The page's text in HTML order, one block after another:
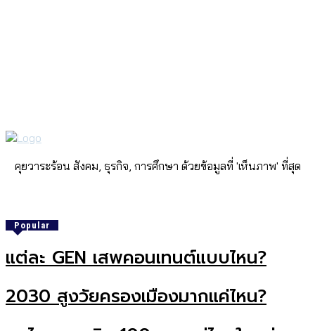
คุยวาระร้อน สังคม, ธุรกิจ, การศึกษา ด้วยข้อมูลที่ 'เห็นภาพ' ที่สุด
Popular
แต่ละ GEN เสพคอนเทนต์แบบไหน?
2030 สูงวัยครองเมืองมากแค่ไหน?